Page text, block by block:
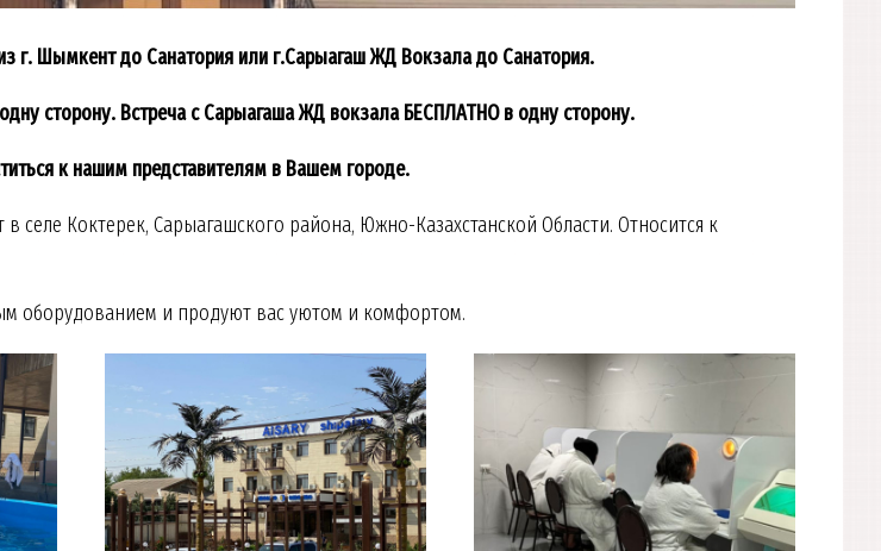
г. Шымкент до Санатория или г.Сарыагаш ЖД Вокзала до Санатория.
сторону. Встреча с Сарыагаша ЖД вокзала БЕСПЛАТНО в одну сторону.
к нашим представителям в Вашем городе.
Коктерек, Сарыагашского района, Южно-Казахстанской Области. Относится к
оборудованием и продуют вас уютом и комфортом.